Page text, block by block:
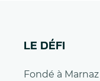
LE DÉFI
Fondé à